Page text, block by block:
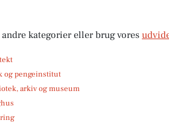
kategorier eller brug vores
og pengeinstitut
arkiv og museum